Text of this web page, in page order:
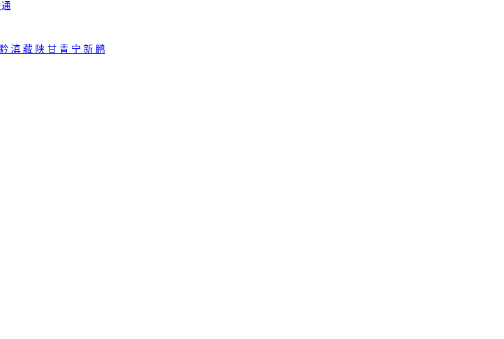
滇 藏 陕 甘 青 宁 新 鹏